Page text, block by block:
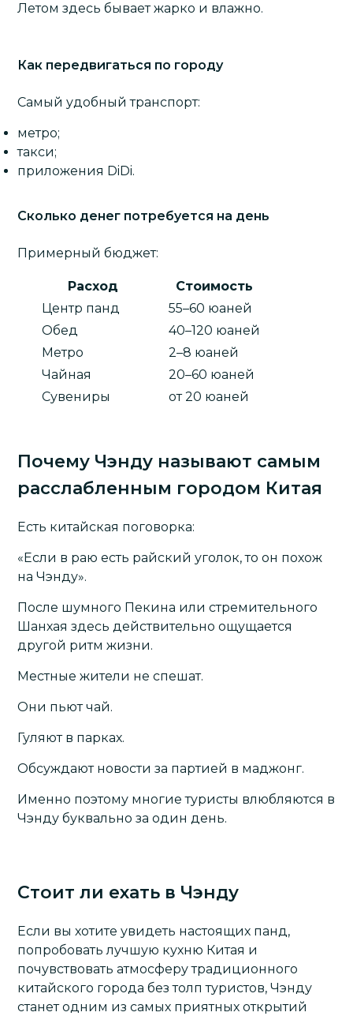
Летом здесь бывает жарко и влажно.
Как передвигаться по городу
Самый удобный транспорт:
метро;
такси;
приложения DiDi.
Сколько денег потребуется на день
Примерный бюджет:
Расход
Стоимость
Центр панд
55–60 юаней
Обед
40–120 юаней
Метро
2–8 юаней
Чайная
20–60 юаней
Сувениры
от 20 юаней
Почему Чэнду называют самым
расслабленным городом Китая
Есть китайская поговорка:
«Если в раю есть райский уголок, то он похож
на Чэнду».
После шумного Пекина или стремительного
Шанхая здесь действительно ощущается
другой ритм жизни.
Местные жители не спешат.
Они пьют чай.
Гуляют в парках.
Обсуждают новости за партией в маджонг.
Именно поэтому многие туристы влюбляются в
Чэнду буквально за один день.
Стоит ли ехать в Чэнду
Если вы хотите увидеть настоящих панд,
попробовать лучшую кухню Китая и
почувствовать атмосферу традиционного
китайского города без толп туристов, Чэнду
станет одним из самых приятных открытий